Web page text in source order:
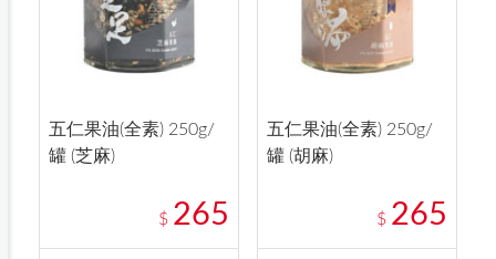
五仁果油(全素) 250g/
罐 (芝麻)
$ 265
五仁果油(全素) 250g/
罐 (胡麻)
$ 265